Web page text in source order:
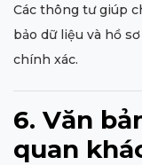
Các thông tư giúp
bảo dữ liệu và hồ
chính xác.
6. Văn
quan